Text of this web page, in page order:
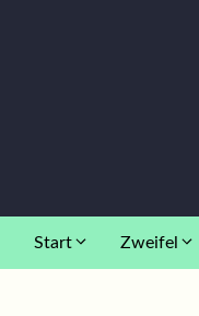
Start Zweifel